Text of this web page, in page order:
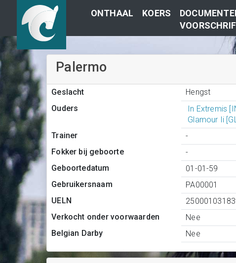
ONTHAAL KOERS
Palermo
Geslacht Hengst
Ouders
In Extremis
Glamour Ii
Trainer -
Fokker bij geboorte
-
Geboortedatum
01-01-59
Gebruikersnaam
PA00001
UELN
Verkocht onder voorwaarden
Nee
Belgian Darby
Nee